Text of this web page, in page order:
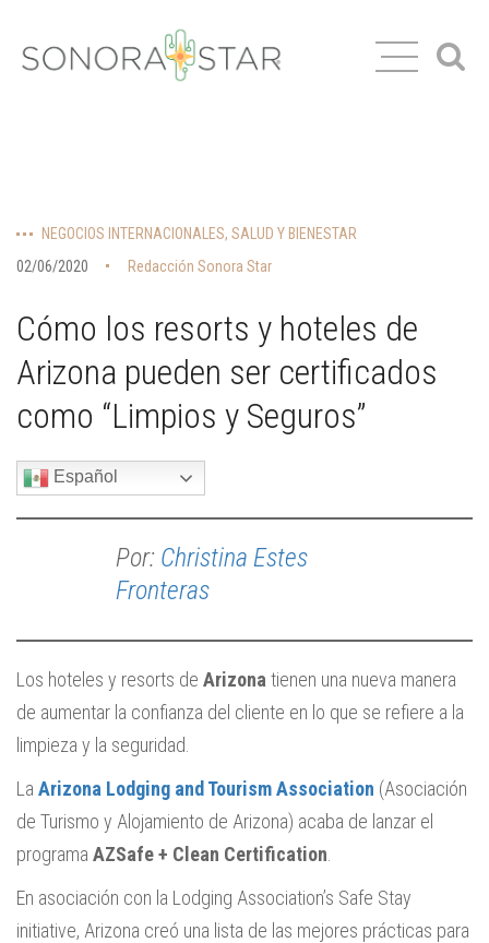
NEGOCIOS INTERNACIONALES, SALUD Y BIENESTAR
02/06/2020
Redacción Sonora Star
Cómo los resorts y hoteles de
Arizona pueden ser certificados
como “Limpios y Seguros”
Español
Por: Christina Estes
Fronteras
Los hoteles y resorts de Arizona tienen una nueva manera
de aumentar la confianza del cliente en lo que se refiere a la
limpieza y la seguridad.
La Arizona Lodging and Tourism Association (Asociación
de Turismo y Alojamiento de Arizona) acaba de lanzar el
programa AZSafe + Clean Certification
En asociación con la Lodging Association’s Safe Stay
initiative, Arizona creó una lista de las mejores prácticas para